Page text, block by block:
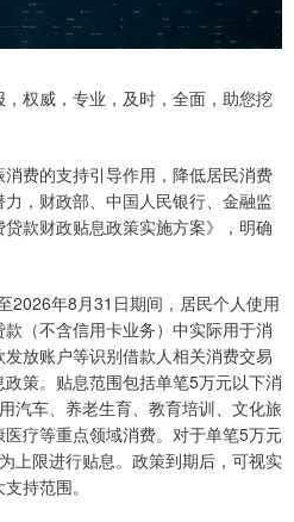
权威，专业，及时，全面，助您挖
费的支持引导作用，降低居民消费
，财政部、中国人民银行、金融监
款财政贴息政策实施方案》，明确
年8月31日期间，居民个人使用
（不含信用卡业务）中实际用于消
放账户等识别借款人相关消费交易
策。贴息范围包括单笔5万元以下消
汽车、养老生育、教育培训、文化旅
疗等重点领域消费。对于单笔5万元
上限进行贴息。政策到期后，可视实
持范围。